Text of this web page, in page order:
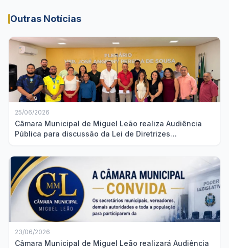
Outras Notícias
25/06/2026
Câmara Municipal de Miguel Leão realiza Audiência
Pública para discussão da Lei de Diretrizes
23/06/2026
Câmara Municipal de Miguel Leão realizará Audiência